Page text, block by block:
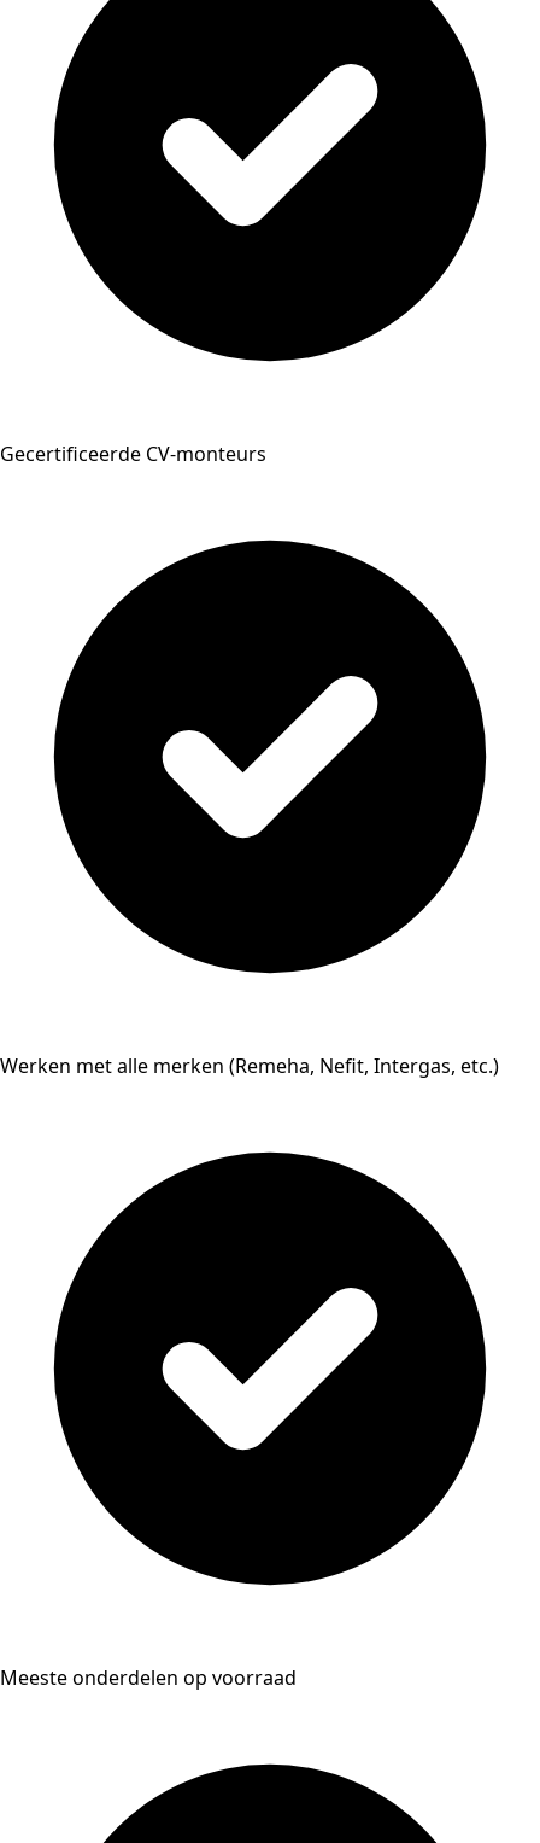
Gecertificeerde CV-monteurs
Werken met alle merken (Remeha, Nefit, Intergas, etc.)
Meeste onderdelen op voorraad